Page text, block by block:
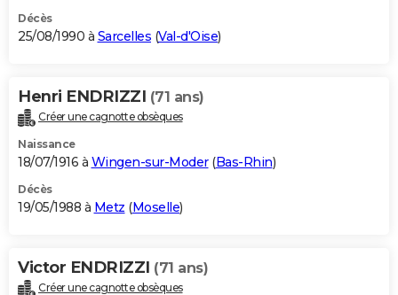
Décès
25/08/1990 à Sarcelles (Val-d'Oise)
Henri ENDRIZZI (71 ans)
Créer une cagnotte obsèques
Naissance
18/07/1916 à Wingen-sur-Moder(Bas-Rhin)
Décès
19/05/1988 à Metz (Moselle)
Victor ENDRIZZI (71 ans)
Créer une cagnotte obsèques